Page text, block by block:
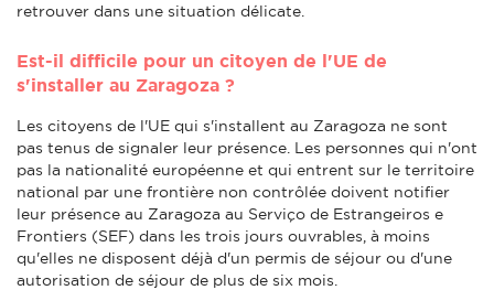
retrouver dans une situation délicate.
Est-il difficile pour un citoyen de l'UE de
s'installer au Zaragoza ?
Les citoyens de l'UE qui s'installent au Zaragoza ne sont
pas tenus de signaler leur présence. Les personnes qui n'ont
pas la nationalité européenne et qui entrent sur le territoire
national par une frontière non contrôlée doivent notifier
leur présence au Zaragoza au Serviço de Estrangeiros e
Frontiers (SEF) dans les trois jours ouvrables, à moins
qu'elles ne disposent déjà d'un permis de séjour ou d'une
autorisation de séjour de plus de six mois.